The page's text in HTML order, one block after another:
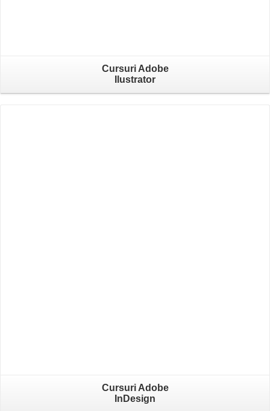
Cursuri Adobe
Ilustrator
Cursuri Adobe
InDesign